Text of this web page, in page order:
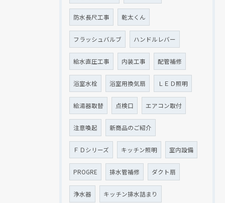
防水長尺工事 乾太くん
フラッシュバルブ ハンドルレバー
給水直圧工事 内装工事 配管補修
浴室水栓 浴室用換気扇 ＬＥＤ照明
給湯器取替 点検口 エアコン取付
注意喚起 新商品のご紹介
ＦＤシリーズ キッチン照明 室内設備
PROGRE 排水管補修 ダクト扇
浄水器 キッチン排水詰まり